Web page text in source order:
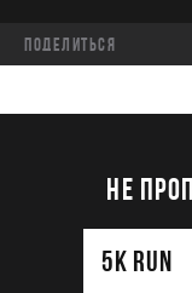
Поделиться
НЕ
5К RUN